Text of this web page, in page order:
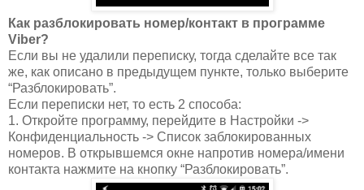
Как разблокировать номер/контакт в программе
Viber?
Если вы не удалили переписку, тогда сделайте все так
же, как описано в предыдущем пункте, только выберите
“Разблокировать”.
Если переписки нет, то есть 2 способа:
1. Откройте программу, перейдите в Настройки ->
Конфиденциальность -> Список заблокированных
номеров. В открывшемся окне напротив номера/имени
контакта нажмите на кнопку “Разблокировать”.